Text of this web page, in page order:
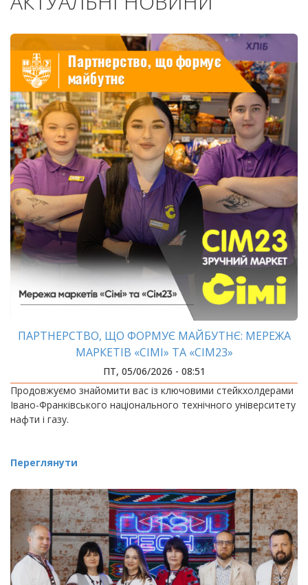
ПАРТНЕРСТВО, ЩО ФОРМУЄ МАЙБУТНЄ: МЕРЕЖА
МАРКЕТІВ «СІМІ» ТА «СІМ23»
ПТ, 05/06/2026 - 08:51
Продовжуємо знайомити вас із ключовими стейкхолдерами
Івано-Франківського національного технічного університету
нафти і газу.
Переглянути